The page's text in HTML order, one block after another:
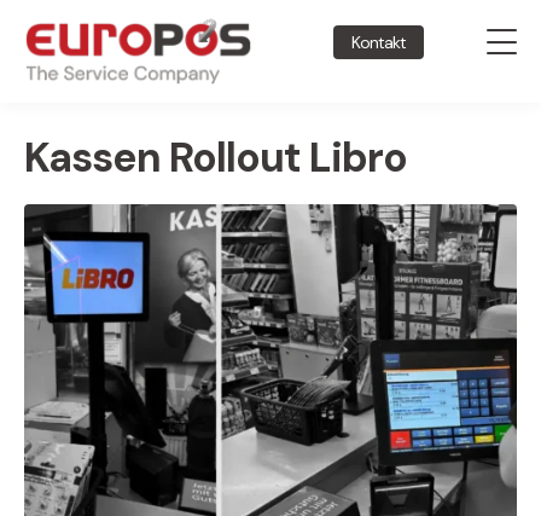
Kontakt
Kassen Rollout Libro